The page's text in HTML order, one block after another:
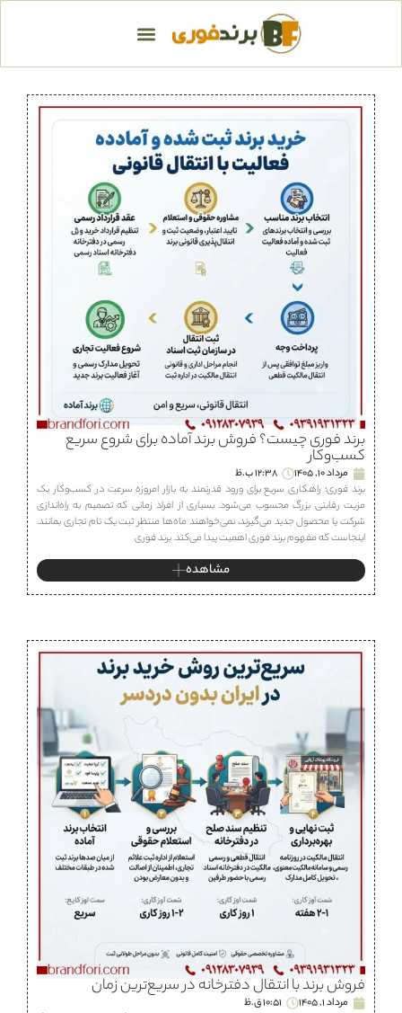
برند فوری چیست؟ فروش برند آماده برای شروع سریع
کسب‌وکار
مرداد 10, 1405
12:38 ب.ظ
برند فوری؛ راهکاری سریع برای ورود قدرتمند به بازار امروزه سرعت در کسب‌وکار یک
مزیت رقابتی بزرگ محسوب می‌شود. بسیاری از افراد زمانی که تصمیم به راه‌اندازی
شرکت یا محصول جدید می‌گیرند، نمی‌خواهند ماه‌ها منتظر ثبت یک نام تجاری بمانند.
اینجاست که مفهوم برند فوری اهمیت پیدا می‌کند. برند فوری
مشاهده
فروش برند با انتقال دفترخانه در سریع‌ترین زمان
مرداد 1, 1405
10:51 ق.ظ